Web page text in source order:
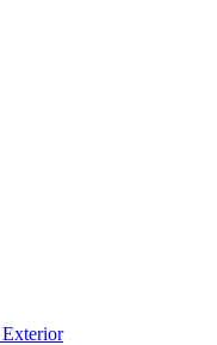
Exterior